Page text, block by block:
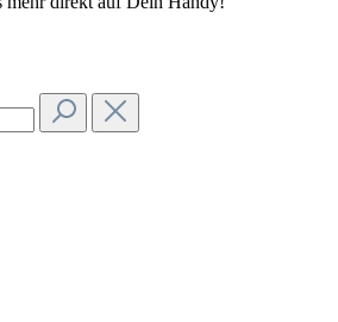
PREISEN